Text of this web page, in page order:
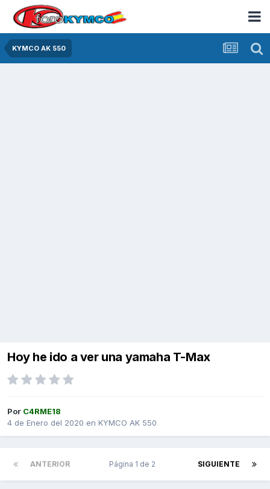
KYMCO AK 550
Hoy he ido a ver una yamaha T-Max
Por C4RME18
4 de Enero del 2020 en KYMCO AK 550
ANTERIOR SIGUIENTE
Página 1 de 2